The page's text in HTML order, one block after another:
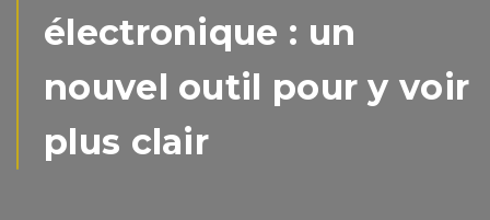
électronique : un
nouvel outil pour y voir
plus clair